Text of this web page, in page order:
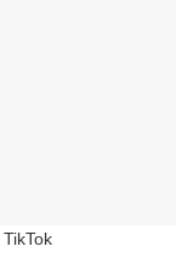
TikTok